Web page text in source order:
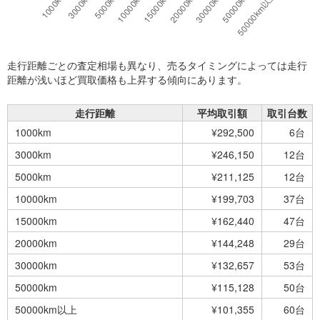
走行距離ごとの査定相場も異なり、売るタイミングによっては走行
距離が浅いほど買取価格も上昇する傾向にあります。
走行距離 平均取引額
取引台数
1000km
¥292,500
6台
3000km
¥246,150
12台
5000km
¥211,125
12台
10000km
¥199,703
37台
15000km
¥162,440
47台
20000km
¥144,248
29台
30000km
¥132,657
53台
50000km
¥115,128
50台
50000km以上
¥101,355 60台